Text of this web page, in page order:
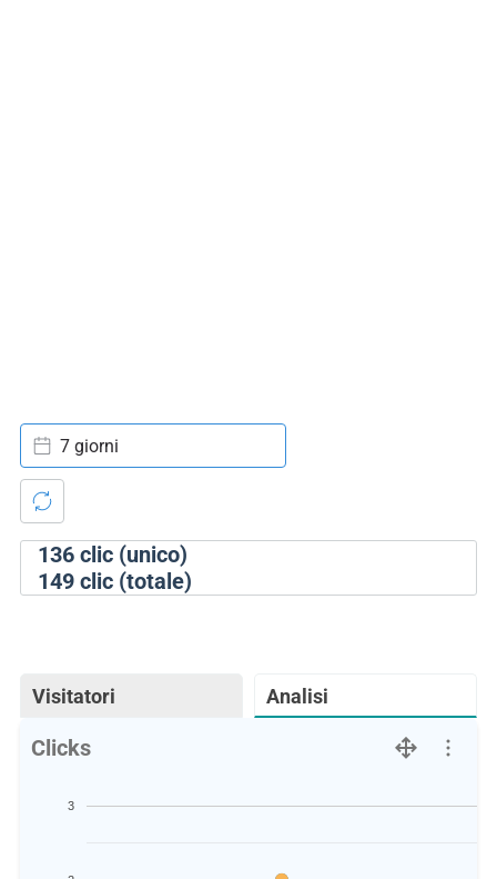
136clic (unico)
149clic (totale)
7 giorni
Visitatori Analisi
Clicks
3